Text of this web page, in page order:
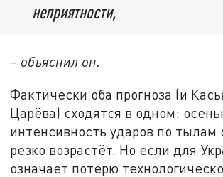
неприятности,
– объяснил он.
Фактически оба прогноза (и
Царёва) сходятся в одном:
интенсивность ударов по тылам
резко возрастёт. Но если для
означает потерю